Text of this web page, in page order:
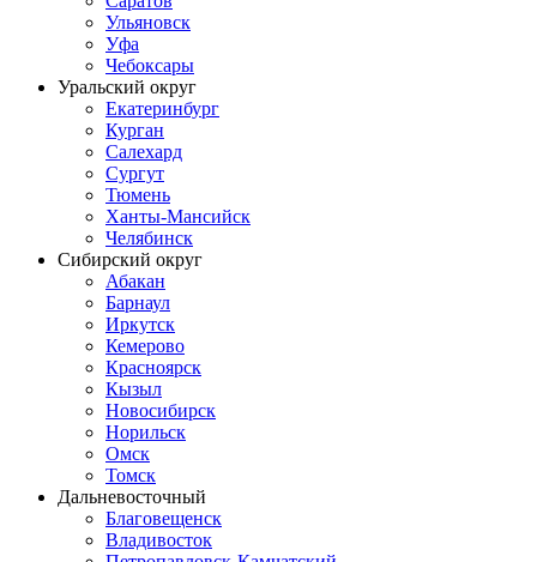
Ульяновск
Уфа
Чебоксары
Уральский округ
Екатеринбург
Курган
Салехард
Сургут
Тюмень
Ханты-Мансийск
Челябинск
Сибирский округ
Абакан
Барнаул
Иркутск
Кемерово
Красноярск
Кызыл
Новосибирск
Норильск
Омск
Томск
Дальневосточный
Благовещенск
Владивосток